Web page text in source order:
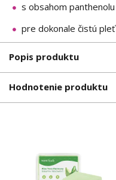
s obsahom panthenolu
pre dokonale čistú pleť
Popis produktu
Hodnotenie produktu